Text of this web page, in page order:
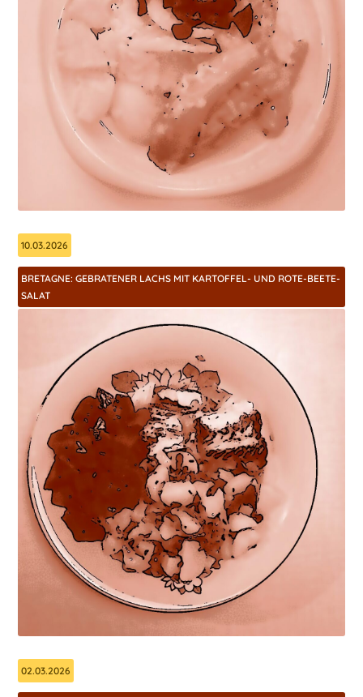
10.03.2026
BRETAGNE: GEBRATENER LACHS MIT KARTOFFEL- UND ROTE-BEETE-
SALAT
02.03.2026